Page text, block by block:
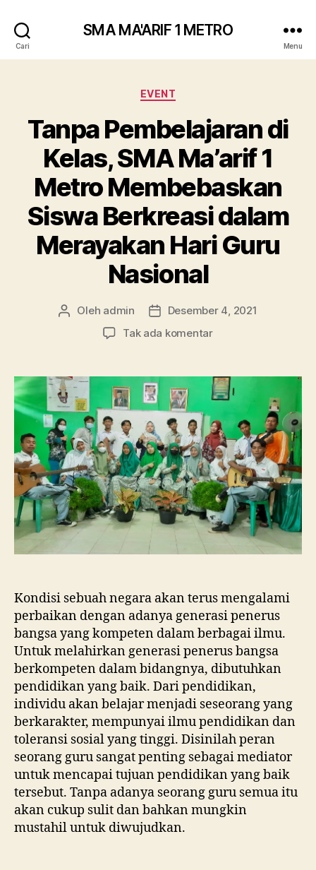
Cari
SMA MA'ARIF 1 METRO
Menu
Kategori
EVENT
Tanpa Pembelajaran di
Kelas, SMA Ma’arif 1
Metro Membebaskan
Siswa Berkreasi dalam
Merayakan Hari Guru
Nasional
Penulis
Oleh admin
Tanggal
artikel
Desember 4, 2021
Tak ada komentarpada
di
Kelas,
Ma’arif
1
Metro
Membebaskan
Siswa
Berkreasi
dalam
Merayakan
Kondisi sebuah negara akan terus mengalami
perbaikan dengan adanya generasi penerus
bangsa yang kompeten dalam berbagai ilmu.
Untuk melahirkan generasi penerus bangsa
berkompeten dalam bidangnya, dibutuhkan
pendidikan yang baik. Dari pendidikan,
individu akan belajar menjadi seseorang yang
berkarakter, mempunyai ilmu pendidikan dan
toleransi sosial yang tinggi. Disinilah peran
seorang guru sangat penting sebagai mediator
untuk mencapai tujuan pendidikan yang baik
tersebut. Tanpa adanya seorang guru semua itu
akan cukup sulit dan bahkan mungkin
mustahil untuk diwujudkan.